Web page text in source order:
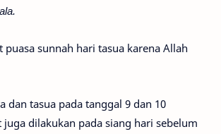
sunnah hari tasua karena Allah
dan tasua pada tanggal 9 dan 10
dilakukan pada siang hari sebelum